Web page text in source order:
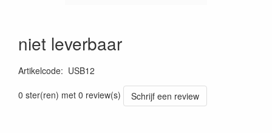
niet leverbaar
Artikelcode: USB12
0 ster(ren) met 0 review(s)
Schrijf een review